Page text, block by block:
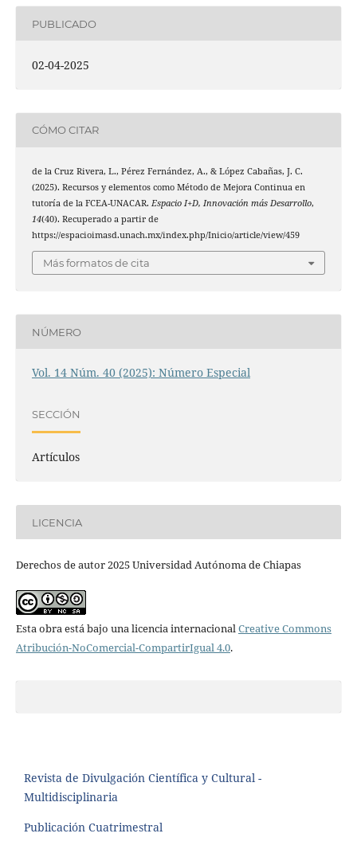
PUBLICADO
02-04-2025
CÓMO CITAR
de la Cruz Rivera, L., Pérez Fernández, A., & López Cabañas, J. C.
(2025). Recursos y elementos como Método de Mejora Continua en
tutoría de la FCEA-UNACAR. Espacio I+D, Innovación más Desarrollo,
14(40). Recuperado a partir de
https://espacioimasd.unach.mx/index.php/Inicio/article/view/459
Más formatos de cita
NÚMERO
Vol. 14 Núm. 40 (2025): Número Especial
SECCIÓN
Artículos
LICENCIA
Derechos de autor 2025 Universidad Autónoma de Chiapas
Esta obra está bajo una licencia internacionalCreative Commons
Atribución-NoComercial-CompartirIgual 4.0.
Revista de Divulgación Científica y Cultural -
Multidisciplinaria
Publicación Cuatrimestral